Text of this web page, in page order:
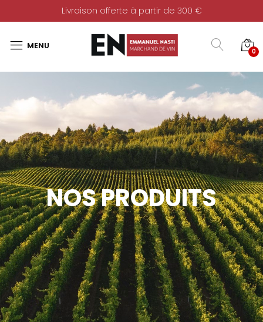
Livraison offerte à partir de 300 €
0
NOS PRODUITS